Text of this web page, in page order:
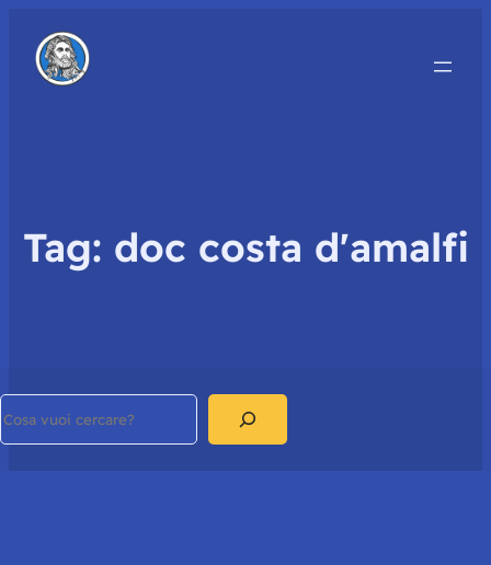
Tag: doc costa d'amalfi